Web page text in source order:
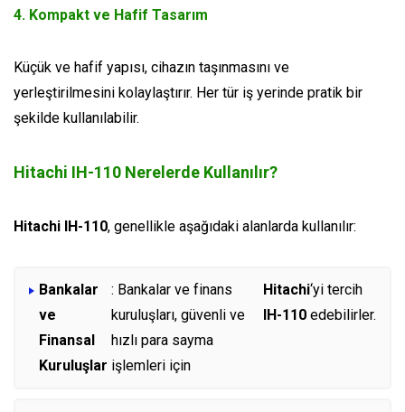
4. Kompakt ve Hafif Tasarım
Küçük ve hafif yapısı, cihazın taşınmasını ve
yerleştirilmesini kolaylaştırır. Her tür iş yerinde pratik bir
şekilde kullanılabilir.
Hitachi IH-110 Nerelerde Kullanılır?
Hitachi IH-110, genellikle aşağıdaki alanlarda kullanılır:
Bankalar
ve
Finansal
Kuruluşlar
: Bankalar ve finans
kuruluşları, güvenli ve
hızlı para sayma
işlemleri için
Hitachi
IH-110
‘yi tercih
edebilirler.